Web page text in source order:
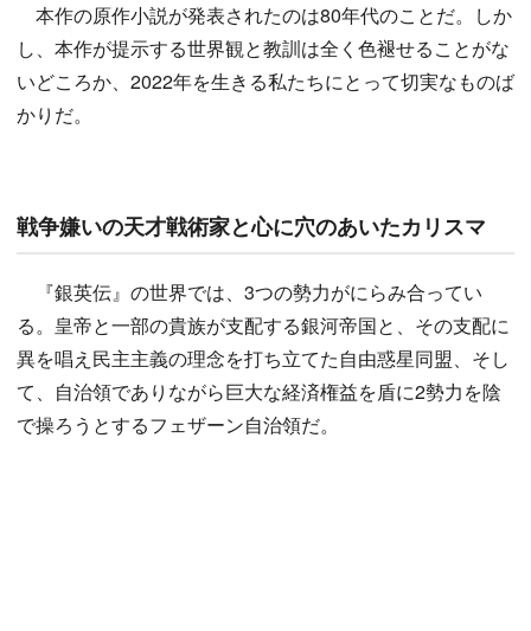
本作の原作小説が発表されたのは80年代のことだ。しか
し、本作が提示する世界観と教訓は全く色褪せることがな
いどころか、2022年を生きる私たちにとって切実なものば
かりだ。
戦争嫌いの天才戦術家と心に穴のあいたカリスマ
『銀英伝』の世界では、3つの勢力がにらみ合ってい
る。皇帝と一部の貴族が支配する銀河帝国と、その支配に
異を唱え民主主義の理念を打ち立てた自由惑星同盟、そし
て、自治領でありながら巨大な経済権益を盾に2勢力を陰
で操ろうとするフェザーン自治領だ。